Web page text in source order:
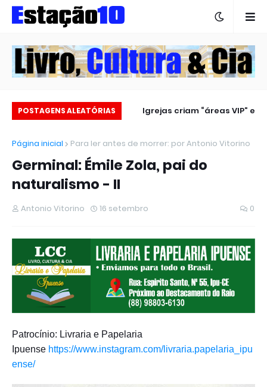
POSTAGENS ALEATÓRIAS
Igrejas criam “áreas VIP” e
10 no carnaval 2025
Página inicial Para ler antes de morrer: por Antonio Vitorino
Germinal: Émile Zola, pai do
naturalismo - II
Antonio Vitorino 16 setembro 0
Patrocínio: Livraria e Papelaria
Ipuense https://www.instagram.com/livraria.papelaria_ipu
ense/